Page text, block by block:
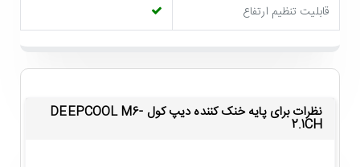
شدن آن شود.
قابلیت تنظیم ارتفاع
نظرات برای پایه خنک کننده دیپ کول DEEPCOOL M6-
2.1CH